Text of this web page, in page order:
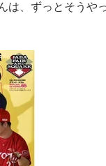
、ずっとそうや